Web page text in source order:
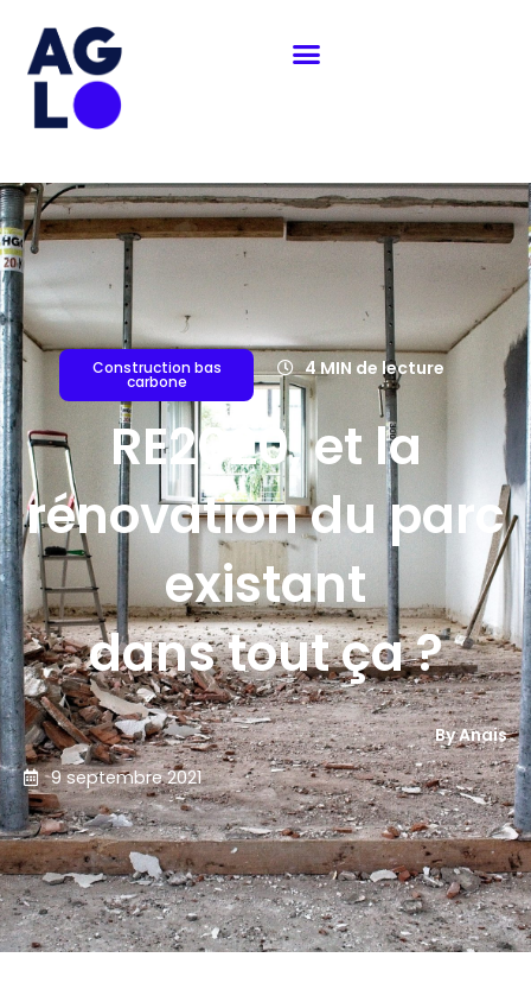
contenu
Construction bas
carbone
4 MIN de lecture
RE2020, et la
rénovation du parc
existant
dans tout ça ?
By Anais
9 septembre 2021